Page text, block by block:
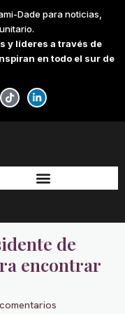
Dade para noticias,
y líderes a través de
en todo el sur de
T
i
k
t
L
i
n
k
-
i
n
de
encontrar